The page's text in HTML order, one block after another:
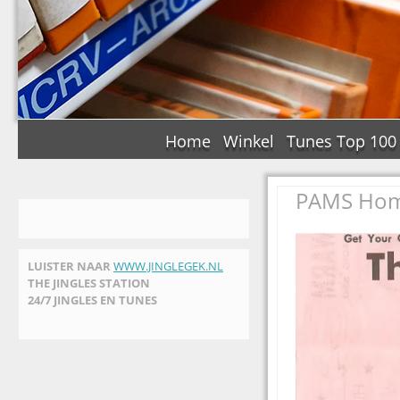
Home Winkel Tunes Top 100
LUISTER NAAR WWW.JINGLEGEK.NL
THE JINGLES STATION
24/7 JINGLES EN TUNES
PAMS